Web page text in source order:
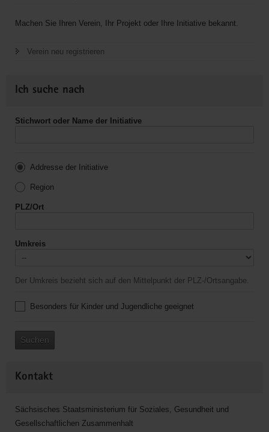
Machen Sie Ihren Verein, Ihr Projekt oder Ihre Initiative bekannt.
Verein neu registrieren
Ich suche nach
Stichwort oder Name der Initiative
Addresse der Initiative
Region
PLZ/Ort
Umkreis
Der Umkreis bezieht sich auf den Mittelpunkt der PLZ-/Ortsangabe.
Besonders für Kinder und Jugendliche geeignet
Suchen
Kontakt
Sächsisches Staatsministerium für Soziales, Gesundheit und
Gesellschaftlichen Zusammenhalt